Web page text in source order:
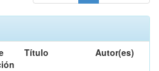
Título Autor(es)